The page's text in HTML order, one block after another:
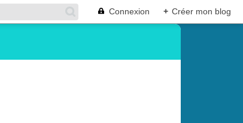
Connexion + Créer mon blog